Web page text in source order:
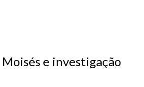
e investigação